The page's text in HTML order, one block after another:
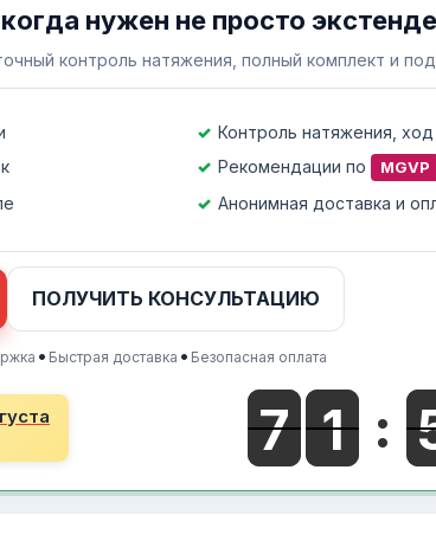
нужен не просто
контроль натяжения, полный комплект и
Контроль натяжения,
Рекомендации по MGVP
Анонимная доставка и
ПОЛУЧИТЬ КОНСУЛЬТАЦИЮ
• Быстрая доставка • Безопасная оплата